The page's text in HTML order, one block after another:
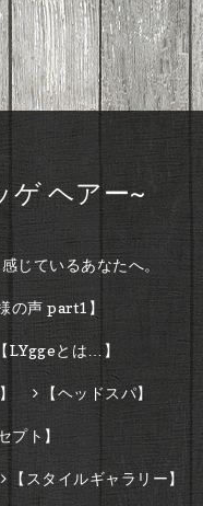
ゲ ヘアー~
じているあなたへ。
の声 part1】
【LYggeとは…】
【ヘッドスパ】
プト】
【スタイルギャラリー】